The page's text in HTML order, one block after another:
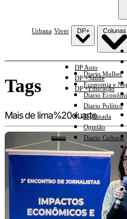
Urbana Viver DP+
DP Auto
DP +Saúde
DP +Educação
Colunas
Diario Mulher
Economia e
Diario
Diario Político
Esplanada
Opinião
Diario Cultural
Tags
Mais de lima%20duarte